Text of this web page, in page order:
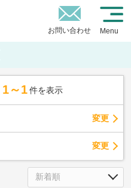
お問い合わせ Menu
1～1 件を表示
変更
変更